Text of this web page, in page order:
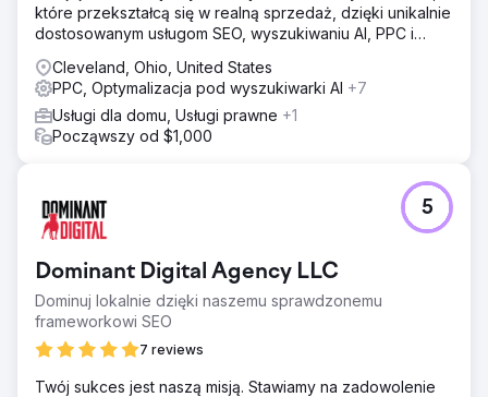
które przekształcą się w realną sprzedaż, dzięki unikalnie
dostosowanym usługom SEO, wyszukiwaniu AI, PPC i
Cleveland, Ohio, United States
PPC, Optymalizacja pod wyszukiwarki AI +7
Usługi dla domu, Usługi prawne +1
Począwszy od $1,000
Dominant Digital Agency LLC
Dominuj lokalnie dzięki naszemu sprawdzonemu
frameworkowi SEO
7 reviews
5
Twój sukces jest naszą misją. Stawiamy na zadowolenie